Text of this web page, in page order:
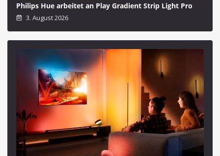
Philips Hue arbeitet an Play Gradient Strip Light Pro
3. August 2026